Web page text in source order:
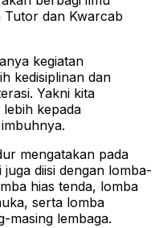
Tutor dan Kwarcab
kegiatan
kedisiplinan dan
Yakni kita
lebih kepada
mengatakan pada
diisi dengan lomba-
hias tenda, lomba
serta lomba
masing lembaga.